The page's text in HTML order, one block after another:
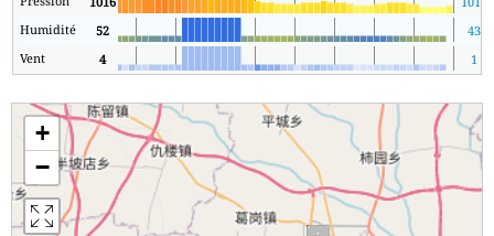
Humidité
52 43
Vent
4 1
+
−